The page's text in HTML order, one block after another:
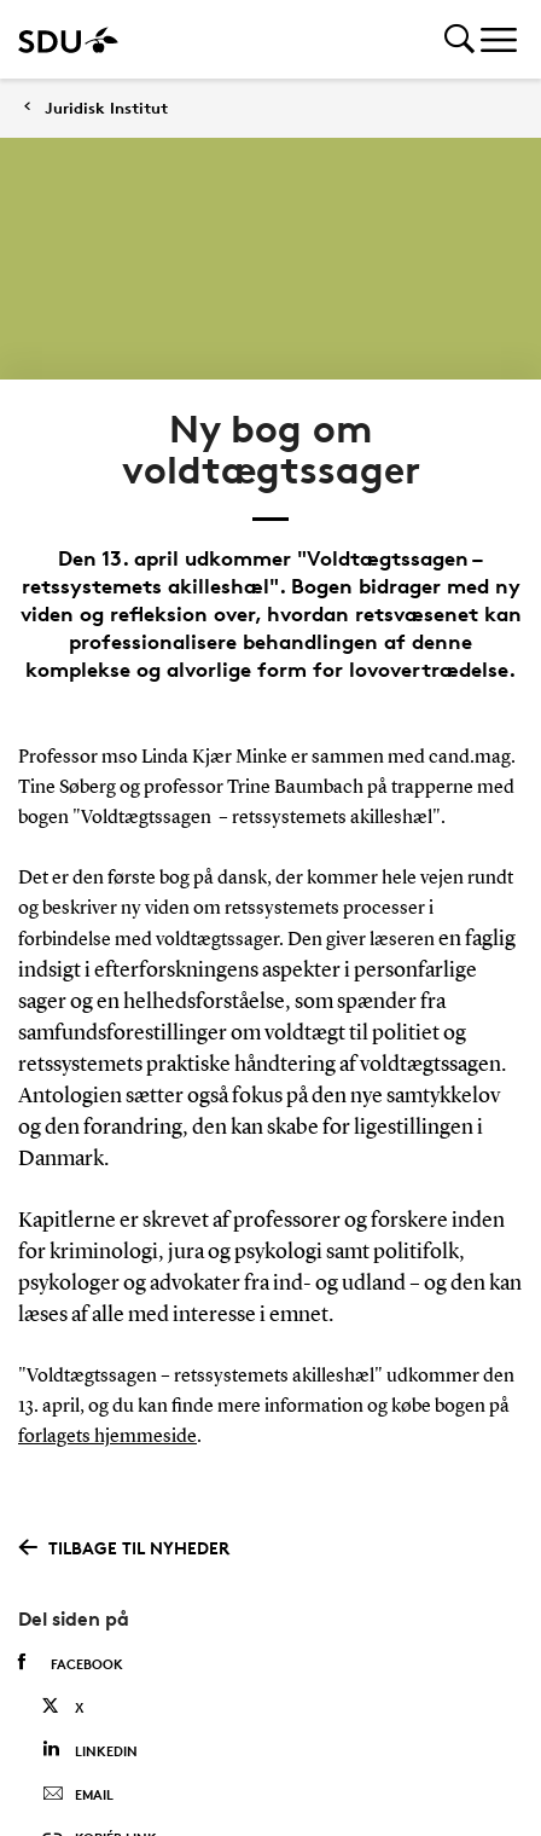
Juridisk Institut
Ny bog om
voldtægtssager
Den 13. april udkommer "Voldtægtssagen –
retssystemets akilleshæl". Bogen bidrager med ny
viden og refleksion over, hvordan retsvæsenet kan
professionalisere behandlingen af denne
komplekse og alvorlige form for lovovertrædelse.
Professor mso Linda Kjær Minke er sammen med cand.mag.
Tine Søberg og professor Trine Baumbach på trapperne med
bogen "Voldtægtssagen – retssystemets akilleshæl".
Det er den første bog på dansk, der kommer hele vejen rundt
og beskriver ny viden om retssystemets processer i
forbindelse med voldtægtssager. Den giver læserenen faglig
indsigt i efterforskningens aspekter i personfarlige
sager og en helhedsforståelse, som spænder fra
samfundsforestillinger om voldtægt til politiet og
retssystemets praktiske håndtering af voldtægtssagen.
Antologien sætter også fokus på den nye samtykkelov
og den forandring, den kan skabe for ligestillingen i
Danmark.
Kapitlerne er skrevet af professorer og forskere inden
for kriminologi, jura og psykologi samt politifolk,
psykologer og advokater fra ind- og udland – og den kan
læses af alle med interesse i emnet.
"Voldtægtssagen – retssystemets akilleshæl" udkommer den
13. april, og du kan finde mere information og købe bogen på
forlagets hjemmeside.
TILBAGE TIL NYHEDER
Del siden på
FACEBOOK
X
LINKEDIN
EMAIL